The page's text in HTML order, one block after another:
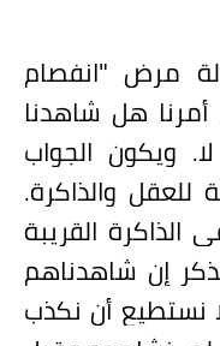
مرض "انفصام
هل شاهدنا
ويكون الجواب
للعقل والذاكرة.
الذاكرة القريبة
إن شاهدناهم
نستطيع أن نكذب